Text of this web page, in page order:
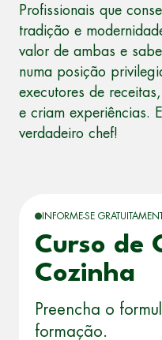
Profissionais que
tradição e
valor de ambas e
numa posição
executores de
e criam experiências.
verdadeiro chef!
INFORME-SE
Curso de
Cozinha
Preencha o
formação.